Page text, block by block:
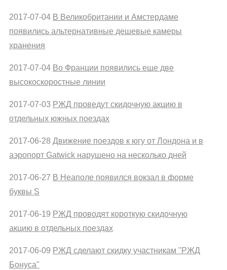
2017-07-04 В Великобритании и Амстердаме
появились альтернативные дешевые камеры
хранения
2017-07-04 Во Франции появились еще две
высокоскоростные линии
2017-07-03 РЖД проведут скидочную акцию в
отдельных южных поездах
2017-06-28 Движение поездов к югу от Лондона и в
аэропорт Gatwick нарушено на несколько дней
2017-06-27 В Неаполе появился вокзал в форме
буквы S
2017-06-19 РЖД проводят короткую скидочную
акцию в отдельных поездах
2017-06-09 РЖД сделают скидку участникам "РЖД
Бонуса"